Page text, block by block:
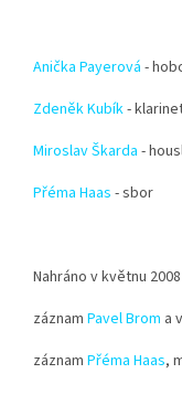
Anička Payerová -
Zdeněk Kubík-
Miroslav Škarda -
Přéma Haas - sbor
Nahráno v květnu
záznam Pavel Brom a
záznam Přéma Haas,